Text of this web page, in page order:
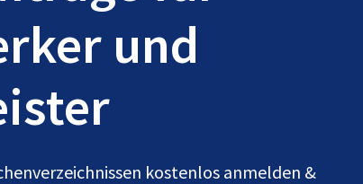
und
kostenlos anmelden &